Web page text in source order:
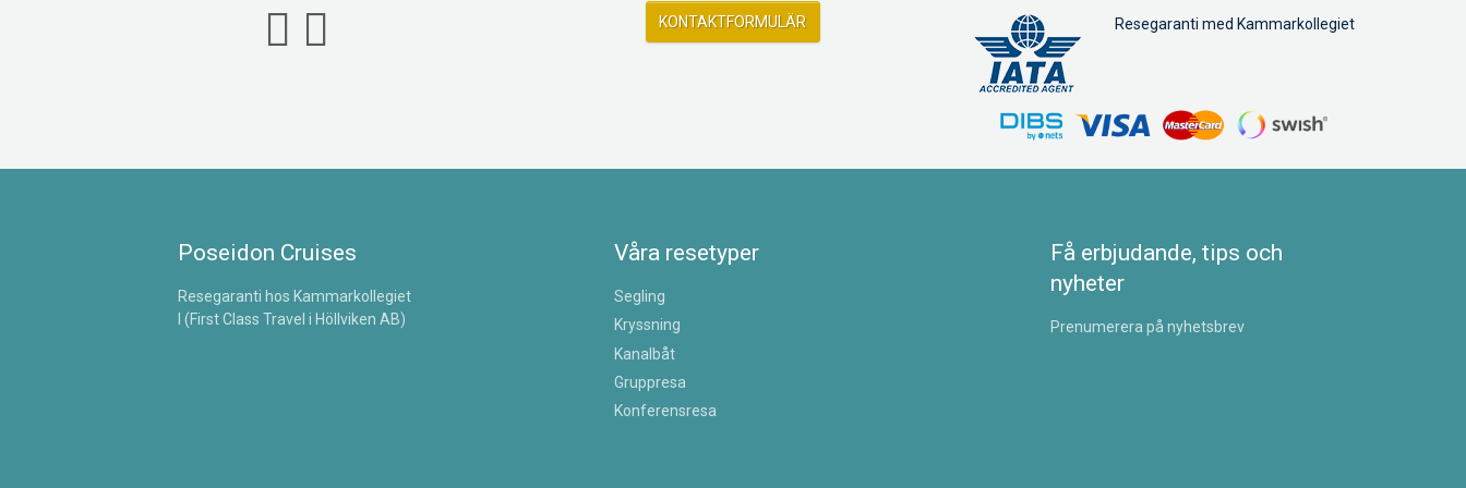
KONTAKTFORMULÄR Resegaranti med Kammarkollegiet
Poseidon Cruises
Resegaranti hos Kammarkollegiet
l (First Class Travel i Höllviken AB)
Våra resetyper
Segling
Kryssning
Kanalbåt
Gruppresa
Konferensresa
Få erbjudande, tips och
nyheter
Prenumerera på nyhetsbrev